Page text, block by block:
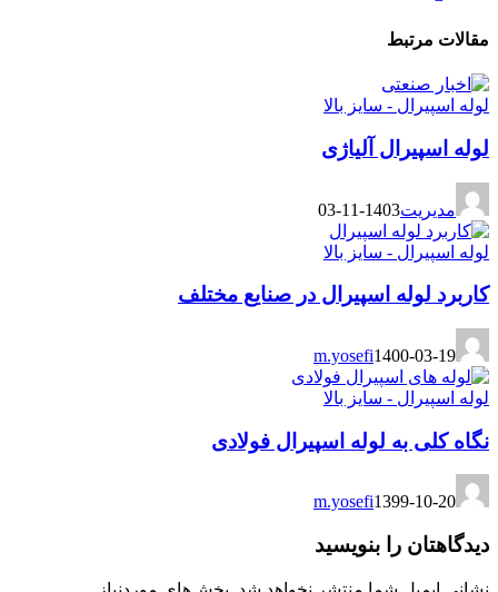
مقالات مرتبط
لوله اسپیرال - سایز بالا
لوله اسپیرال آلیاژی
مدیریت1403-11-03
لوله اسپیرال - سایز بالا
کاربرد لوله اسپیرال در صنایع مختلف
m.yosefi1400-03-19
لوله اسپیرال - سایز بالا
نگاه کلی به لوله اسپیرال فولادی
m.yosefi1399-10-20
دیدگاهتان را بنویسید